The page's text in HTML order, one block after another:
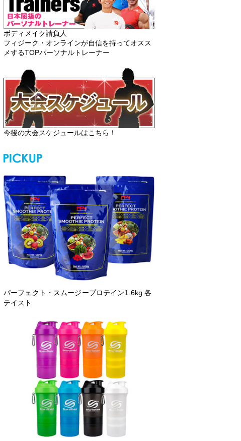
ボディメイク請負人
フィジーク・オンラインが自信を持ってオスス
メするTOPパーソナルトレーナー
今後の大会スケジュールはこちら！
パーフェクト・スムージープロテイン1.6kg 各
テイスト